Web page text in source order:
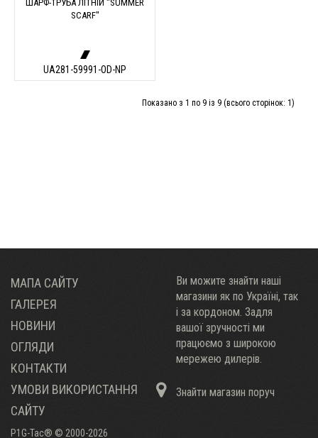
ШАРФ-ТРУБА ЛІТНІЙ "SUMMER
SCARF"
UA281-59991-OD-NP
Показано з 1 по 9 із 9 (всього сторінок: 1)
МАПА САЙТУ
ГАЛЕРЕЯ
НОВИНИ
ОГЛЯДИ
КОНТАКТИ
УМОВИ ВИКОРИСТАННЯ
САЙТУ
P1G-Tac® © 2000-2026
Ви можите знайти наші
магазини як по Украïні, так
і за кордоном. Задля
вашої зручності ми
працюємо з широкою
мережею дилерів.
Знайти магазин поруч